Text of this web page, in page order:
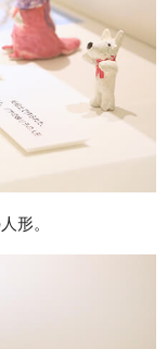
形。